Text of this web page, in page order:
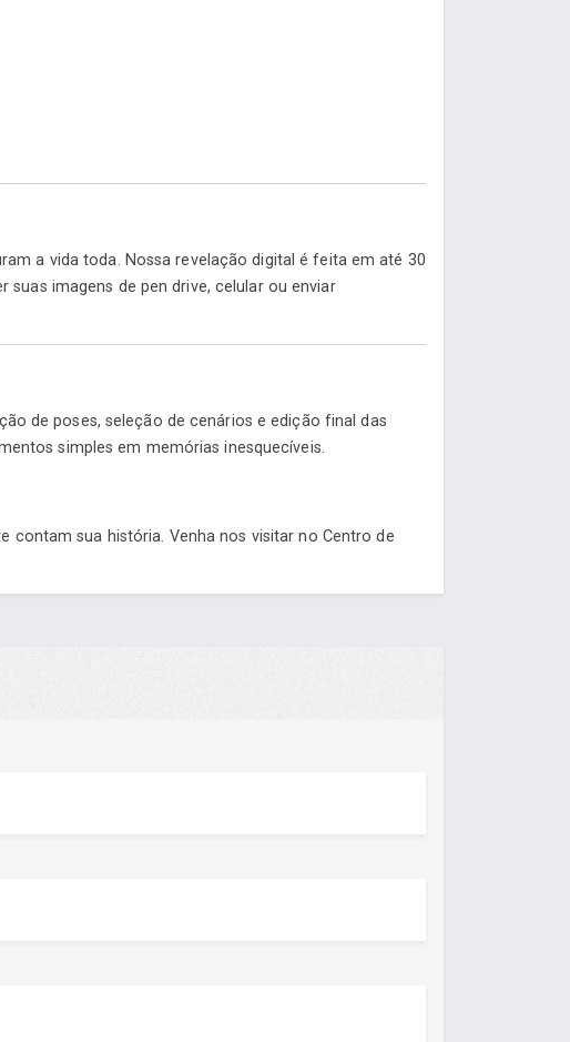
a vida toda. Nossa revelação digital é feita em até 30
imagens de pen drive, celular ou enviar
de poses, seleção de cenários e edição final das
simples em memórias inesquecíveis.
contam sua história. Venha nos visitar no Centro de